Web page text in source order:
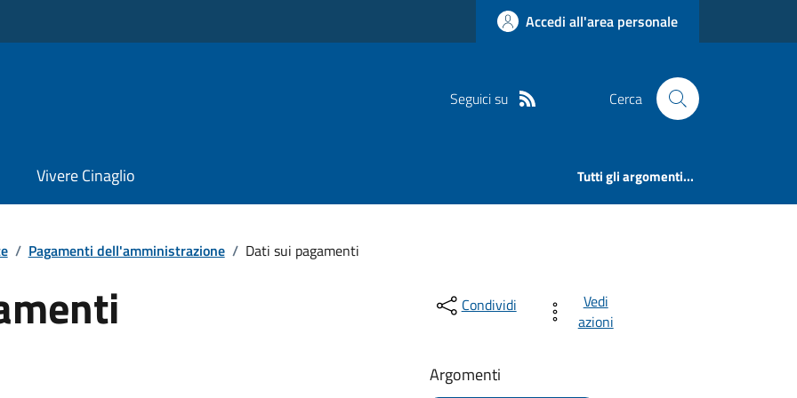
Accedi all'area personale
Seguici su Cerca
Vivere Cinaglio Tutti gli argomenti...
/ Pagamenti dell'amministrazione / Dati sui pagamenti
Condividi
Vedi
azioni
Argomenti